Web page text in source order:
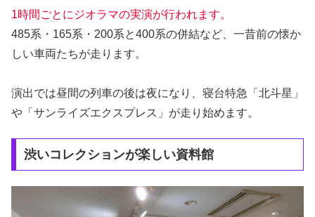
1時間ごとにジオラマの実演が行われます。
485系・165系・200系と400系の併結など、一昔前の懐か
しい車両たちが走ります。
演出では昼間の列車の後は夜になり、寝台特急「北斗星」
や「サンライズエクスプレス」が走り始めます。
渋いコレクションが楽しい資料館